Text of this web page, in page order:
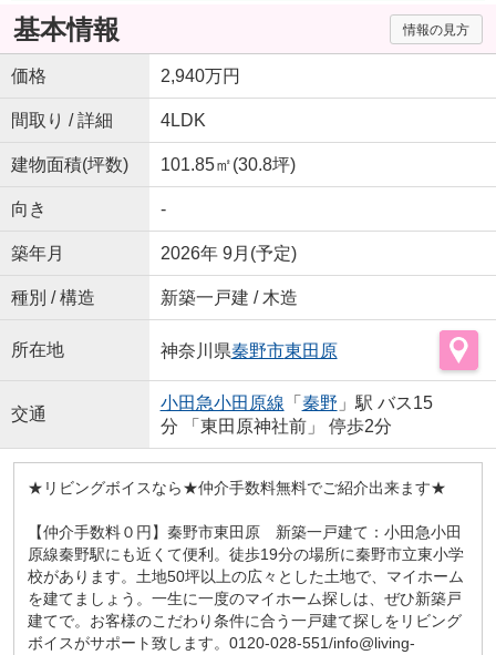
基本情報 情報の見方
価格 2,940万円
間取り / 詳細 4LDK
建物面積(坪数) 101.85㎡(30.8坪)
向き -
築年月 2026年 9月(予定)
種別 / 構造 新築一戸建 / 木造
所在地 神奈川県秦野市東田原
交通
小田急小田原線 「 秦野 」駅 バス15
分 「東田原神社前」 停歩2分
★リビングボイスなら★仲介手数料無料でご紹介出来ます★
【仲介手数料０円】秦野市東田原 新築一戸建て：小田急小田
原線秦野駅にも近くて便利。徒歩19分の場所に秦野市立東小学
校があります。土地50坪以上の広々とした土地で、マイホーム
を建てましょう。一生に一度のマイホーム探しは、ぜひ新築戸
建てで。お客様のこだわり条件に合う一戸建て探しをリビング
ボイスがサポート致します。0120-028-551/info@living-